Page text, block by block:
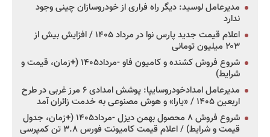
مدیرعامل لوسید: دیگر راه فراری از خودروسازان چینی وجود
ندارد
اعلام قیمت جدید پارس نوا در مرداد ۱۴۰۵ / افزایش بیش از
۲۰۳ میلیون تومانی
شروع فروش کشنده و کامیون فاو -مرداد۱۴۰۵ (+زمان، قیمت و
شرایط)
مدیرعامل امدادخودروسایپا: پوشش امدادی ۶ مرز غربی در طرح
اربعین ۱۴۰۵ / «یارا» و هوش مصنوعی به خدمت زائران آمد
شروع فروش ۸ محصول بهمن دیزل -مرداد۱۴۰۵ (+زمان، جدول
قیمت و شرایط) / اعلام قیمت کامیونت فورس ۳.۸ تن کمپرسی